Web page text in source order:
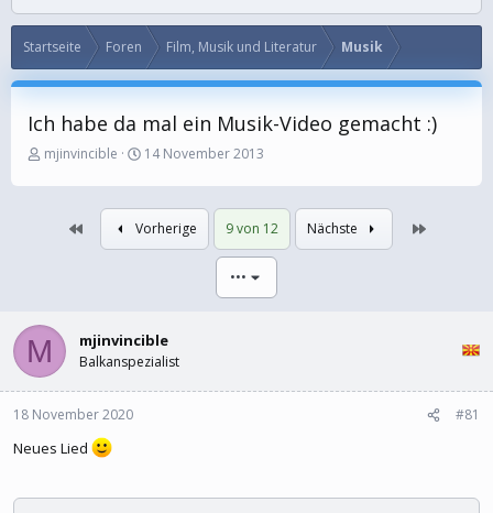
Startseite Foren Film, Musik und Literatur Musik
Ich habe da mal ein Musik-Video gemacht :)
E
s
mjinvincible
E
s
t
e
l
m
14 November 2013
Erste Vorherige 9 von 12 Nächste Letzte
•••
M mjinvincible
Balkanspezialist
18 November 2020 #81
Neues Lied